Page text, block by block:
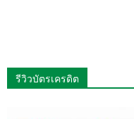
รีวิวบัตรเครดิต